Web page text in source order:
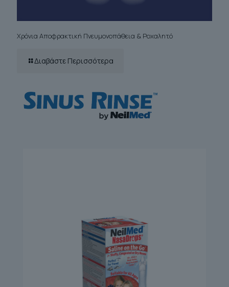
Χρόνια Αποφρακτική Πνευμονοπάθεια & Ροχαλητό
Διαβάστε Περισσότερα